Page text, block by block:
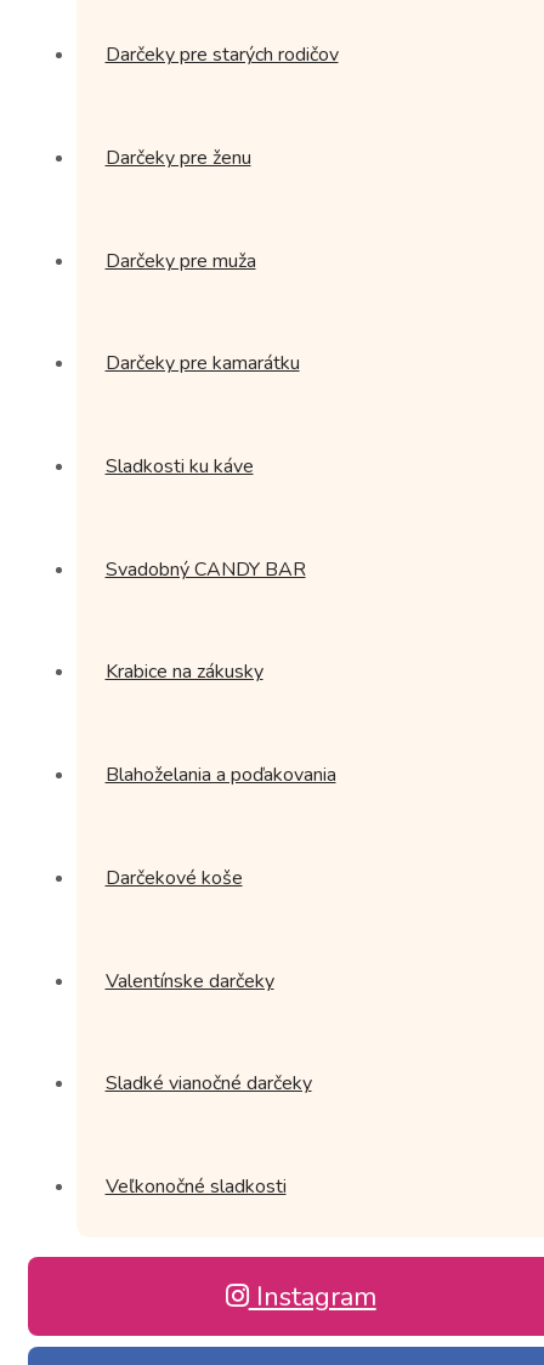
Darčeky pre starých rodičov
Darčeky pre ženu
Darčeky pre muža
Darčeky pre kamarátku
Sladkosti ku káve
Svadobný CANDY BAR
Krabice na zákusky
Blahoželania a poďakovania
Darčekové koše
Valentínske darčeky
Sladké vianočné darčeky
Veľkonočné sladkosti
Instagram